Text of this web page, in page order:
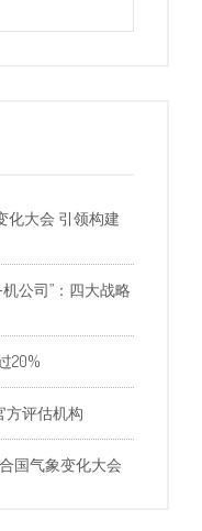
化大会 引领构建
公司”：四大战略
20%
方评估机构
国气象变化大会